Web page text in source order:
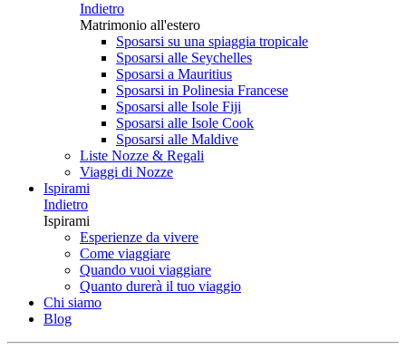
Indietro
Matrimonio all'estero
Sposarsi su una spiaggia tropicale
Sposarsi alle Seychelles
Sposarsi a Mauritius
Sposarsi in Polinesia Francese
Sposarsi alle Isole Fiji
Sposarsi alle Isole Cook
Sposarsi alle Maldive
Liste Nozze & Regali
Viaggi di Nozze
Ispirami
Indietro
Ispirami
Esperienze da vivere
Come viaggiare
Quando vuoi viaggiare
Quanto durerà il tuo viaggio
Chi siamo
Blog